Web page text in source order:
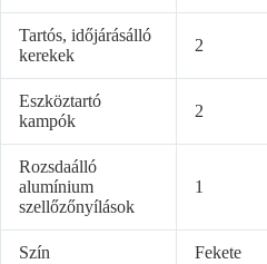
Tartós, időjárásálló
kerekek
2
Eszköztartó
kampók
2
Rozsdaálló
alumínium
szellőzőnyílások
1
Szín Fekete